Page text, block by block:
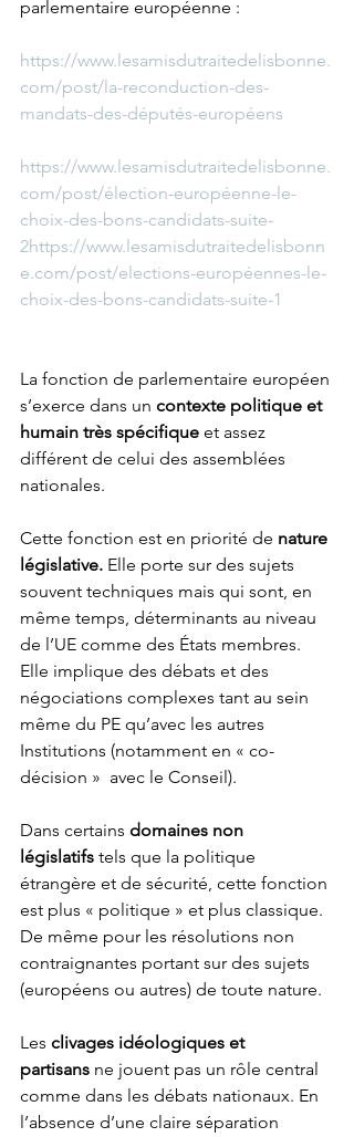
parlementaire européenne :
https://www.lesamisdutraitedelisbonne.
com/post/la-reconduction-des-
mandats-des-députés-européens
https://www.lesamisdutraitedelisbonne.
com/post/élection-européenne-le-
choix-des-bons-candidats-suite-
2https://www.lesamisdutraitedelisbonn
e.com/post/elections-européennes-le-
choix-des-bons-candidats-suite-1
La fonction de parlementaire européen
s’exerce dans un contexte politique et
humain très spécifique et assez
différent de celui des assemblées
nationales.
Cette fonction est en priorité de nature
législative. Elle porte sur des sujets
souvent techniques mais qui sont, en
même temps, déterminants au niveau
de l’UE comme des États membres.
Elle implique des débats et des
négociations complexes tant au sein
même du PE qu’avec les autres
Institutions (notamment en « co-
décision »  avec le Conseil).
Dans certains domaines non
législatifs tels que la politique
étrangère et de sécurité, cette fonction
est plus « politique » et plus classique.
De même pour les résolutions non
contraignantes portant sur des sujets
(européens ou autres) de toute nature.
Les clivages idéologiques et
partisans ne jouent pas un rôle central
comme dans les débats nationaux. En
l’absence d’une claire séparation